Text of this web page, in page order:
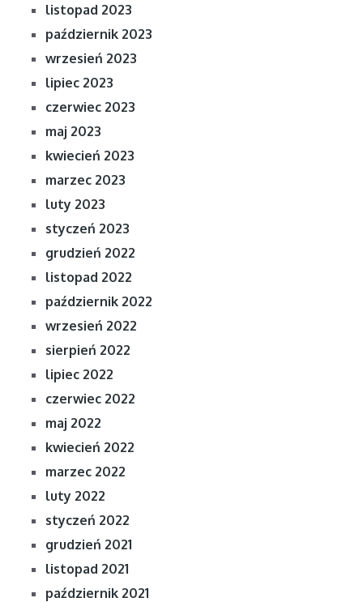
listopad 2023
październik 2023
wrzesień 2023
lipiec 2023
czerwiec 2023
maj 2023
kwiecień 2023
marzec 2023
luty 2023
styczeń 2023
grudzień 2022
listopad 2022
październik 2022
wrzesień 2022
sierpień 2022
lipiec 2022
czerwiec 2022
maj 2022
kwiecień 2022
marzec 2022
luty 2022
styczeń 2022
grudzień 2021
listopad 2021
październik 2021